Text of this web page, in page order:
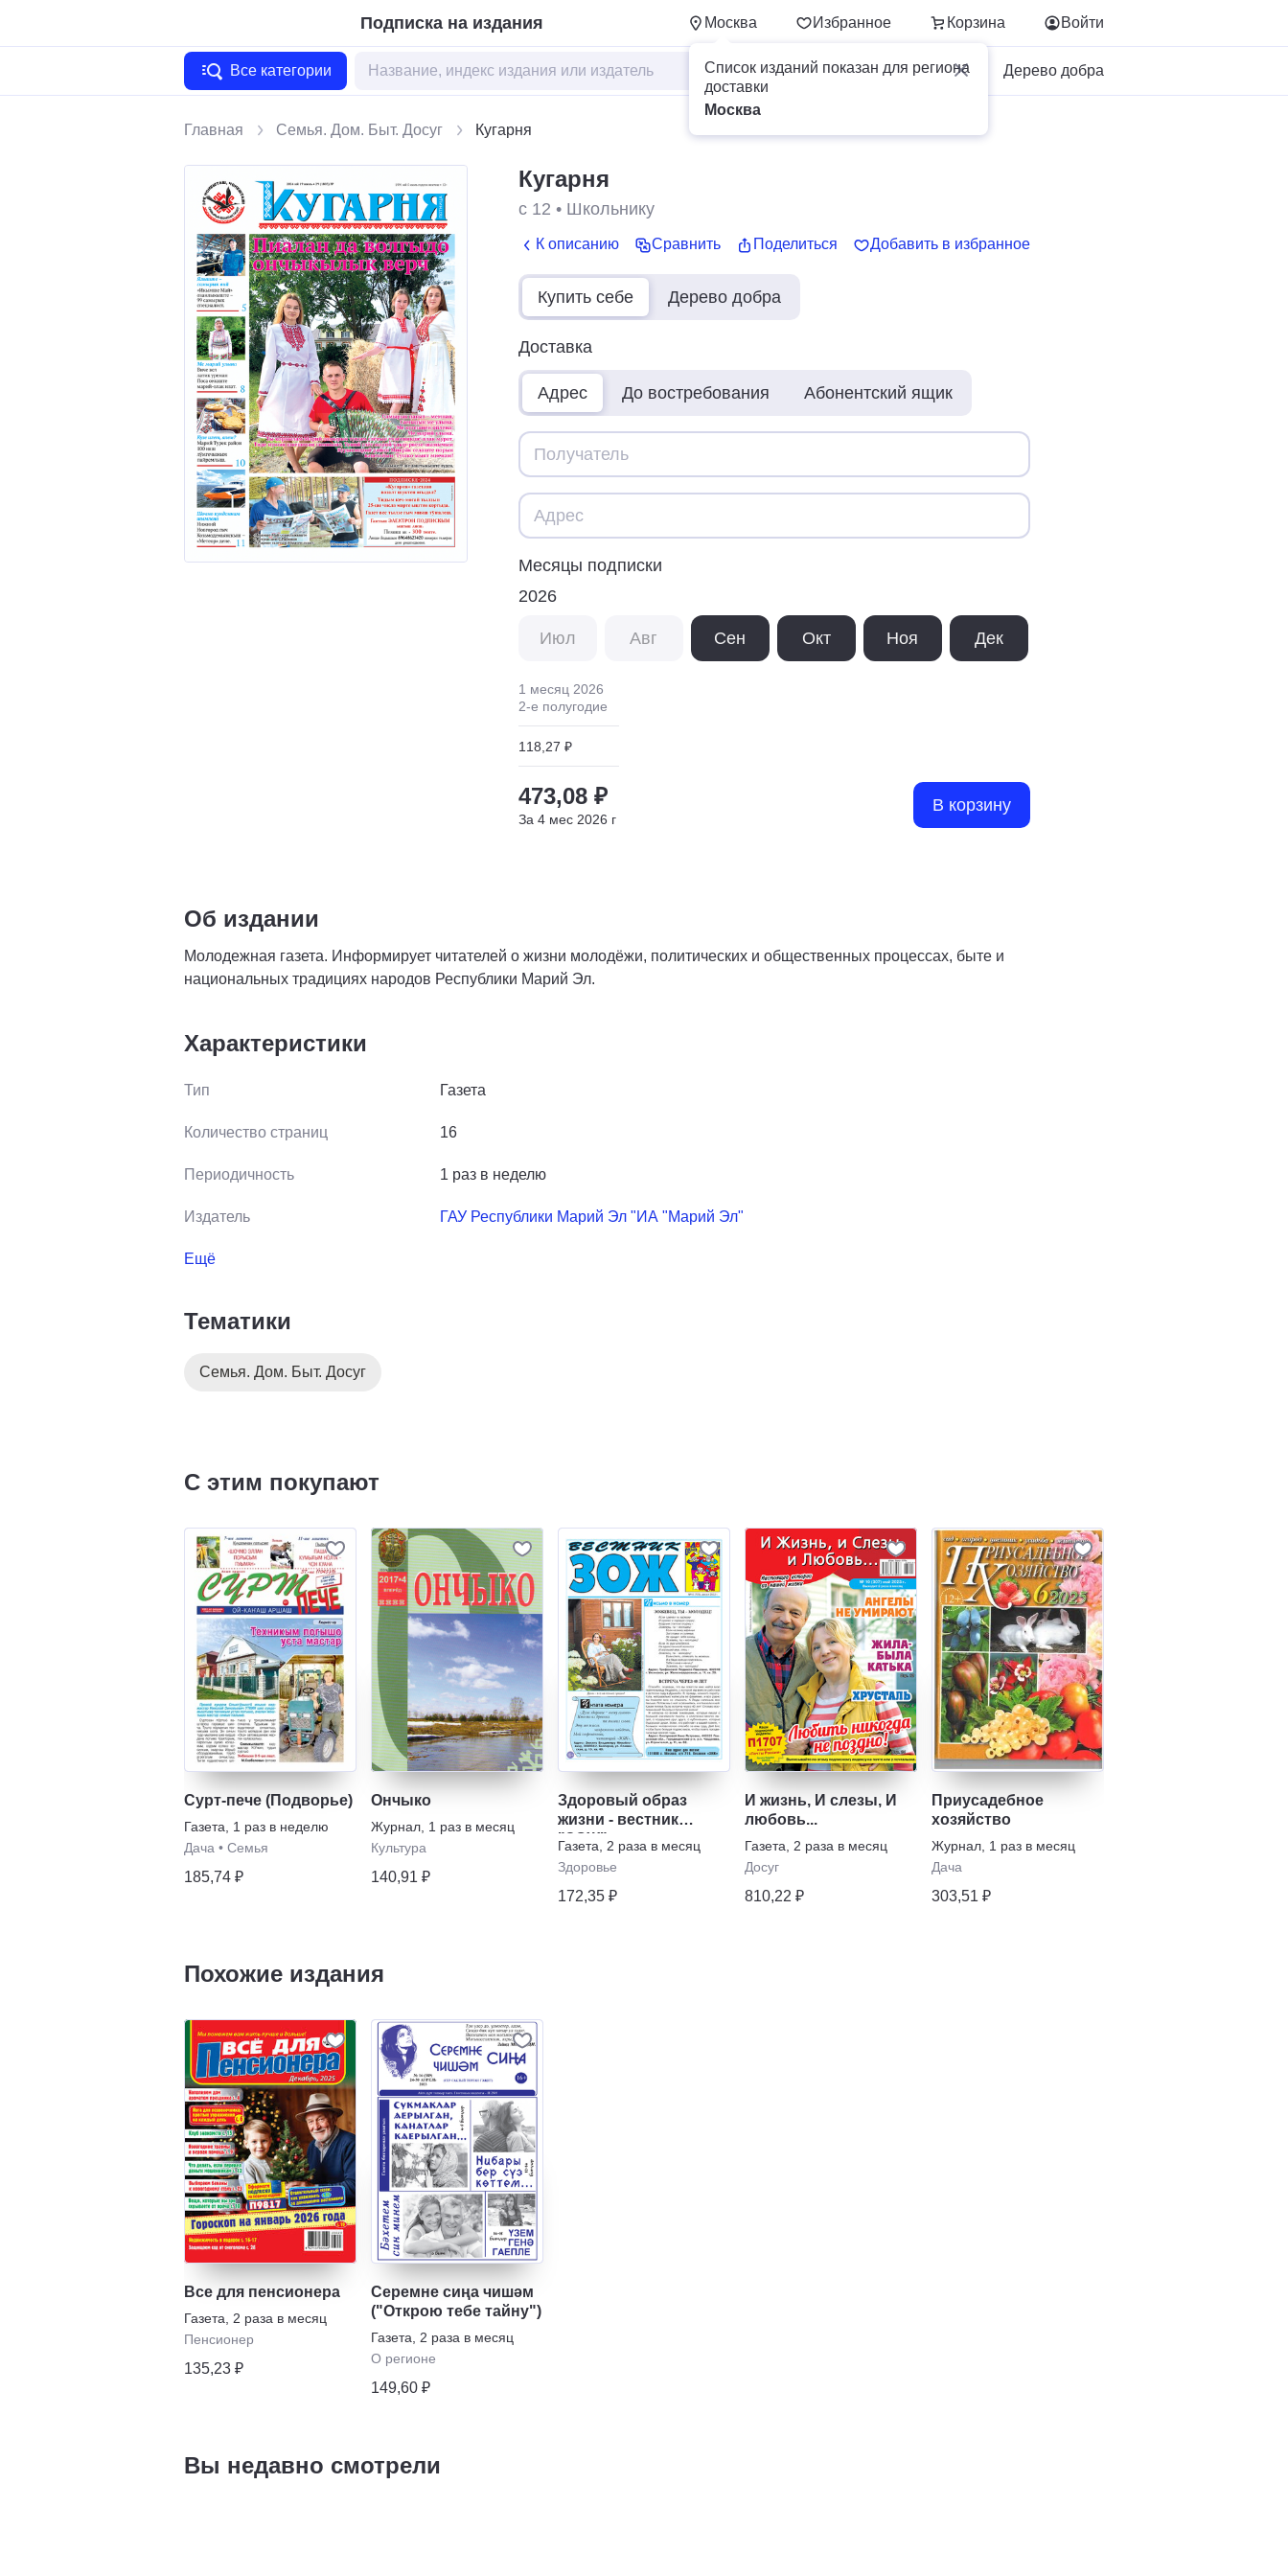
Подписка на издания Москва Избранное Корзина
Список изданий показан для региона
доставки
Москва
Войти
Все категории Для бизнеса Дерево добра
Главная Семья. Дом. Быт. Досуг Кугарня
Кугарня
с 12 • Школьнику
К описанию Сравнить Поделиться Добавить в избранное
Купить себе Дерево добра
Доставка
Адрес До востребования Абонентский ящик
Месяцы подписки
2026
Июл Авг Сен Окт Ноя Дек
1 месяц 2026
2-е полугодие
118,27 ₽
473,08 ₽
За 4 мес 2026 г
В корзину
Об издании
Молодежная газета. Информирует читателей о жизни молодёжи, политических и общественных процессах, быте и
национальных традициях народов Республики Марий Эл.
Характеристики
Тип Газета
Количество страниц 16
Периодичность 1 раз в неделю
Издатель ГАУ Республики Марий Эл "ИА "Марий Эл"
Ещё
Тематики
Семья. Дом. Быт. Досуг
С этим покупают
Сурт-пече (Подворье)
Газета
1 раз в неделю
Дача • Семья
185,74 ₽
Ончыко
Журнал 1 раз в месяц
Культура
140,91 ₽
Здоровый образ
жизни - вестник
"ЗОЖ"
Газета
2 раза в месяц
Здоровье
172,35 ₽
И жизнь, И слезы, И
любовь...
Газета
2 раза в месяц
Досуг
810,22 ₽
Приусадебное
хозяйство
Журнал 1 раз в месяц
Дача
303,51 ₽
Похожие издания
Все для пенсионера
Газета
2 раза в месяц
Пенсионер
135,23 ₽
Серемне сиңа чишәм
("Открою тебе тайну")
Газета
2 раза в месяц
О регионе
149,60 ₽
Вы недавно смотрели